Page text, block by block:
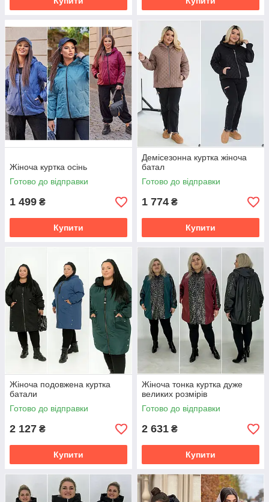
Жіноча куртка осінь
Готово до відправки
1 499 ₴
Купити
Демісезонна куртка жіноча
батал
Готово до відправки
1 774 ₴
Купити
Жіноча подовжена куртка
батали
Готово до відправки
2 127 ₴
Купити
Жіноча тонка куртка дуже
великих розмірів
Готово до відправки
2 631 ₴
Купити